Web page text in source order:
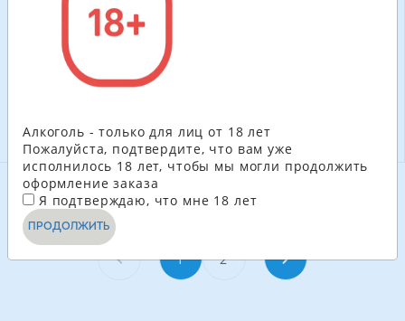
ГРН
+
СМОТРЕТЬ ЕЩЁ
1 2
Алкоголь - только для лиц от 18 лет
Пожалуйста, подтвердите, что вам уже
исполнилось 18 лет, чтобы мы могли продолжить
оформление заказа
Я подтверждаю, что мне 18 лет
ПРОДОЛЖИТЬ